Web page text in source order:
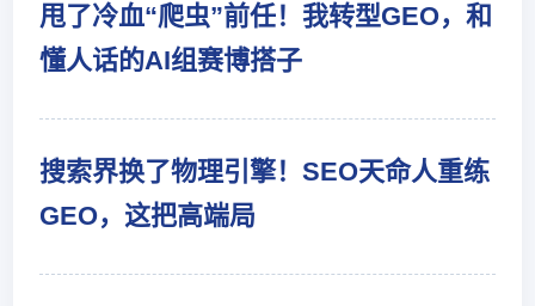
甩了冷血“爬虫”前任！我转型GEO，和
懂人话的AI组赛博搭子
搜索界换了物理引擎！SEO天命人重练
GEO，这把高端局